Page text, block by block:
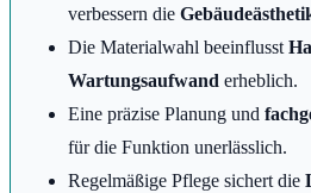
verbessern die
Die Materialwahl beeinflusst
Wartungsaufwand erheblich.
Eine präzise Planung und
für die Funktion unerlässlich.
Regelmäßige Pflege sichert die